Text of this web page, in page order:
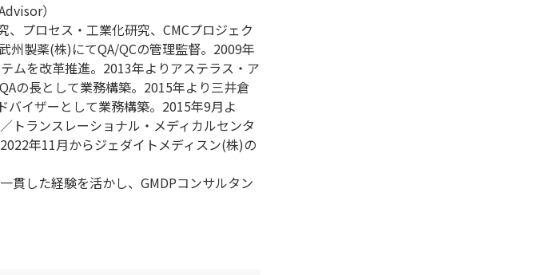
）
プロセス・工業化研究、CMCプロジェク
州製薬(株)にてQA/QCの管理監督。2009年
ムを改革推進。2013年よりアステラス・ア
の長として業務構築。2015年より三井倉
イザーとして業務構築。2015年9月よ
ランスレーショナル・メディカルセンタ
年11月からジェダイトメディスン(株)の
貫した経験を活かし、GMDPコンサルタン